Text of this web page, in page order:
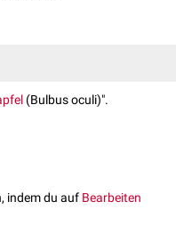
(Bulbus oculi)".
indem du auf Bearbeiten